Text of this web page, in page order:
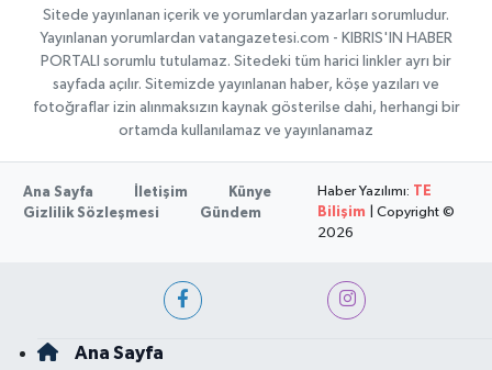
Sitede yayınlanan içerik ve yorumlardan yazarları sorumludur.
Yayınlanan yorumlardan vatangazetesi.com - KIBRIS'IN HABER
PORTALI sorumlu tutulamaz. Sitedeki tüm harici linkler ayrı bir
sayfada açılır. Sitemizde yayınlanan haber, köşe yazıları ve
fotoğraflar izin alınmaksızın kaynak gösterilse dahi, herhangi bir
ortamda kullanılamaz ve yayınlanamaz
Ana Sayfa İletişim
Künye
Gizlilik Sözleşmesi
Gündem
Haber Yazılımı: TE
Bilişim | Copyright ©
2026
Ana Sayfa